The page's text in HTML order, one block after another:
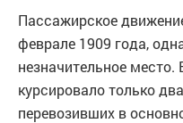
Пассажирское
феврале 1909 года,
незначительное
курсировало только
перевозивших в